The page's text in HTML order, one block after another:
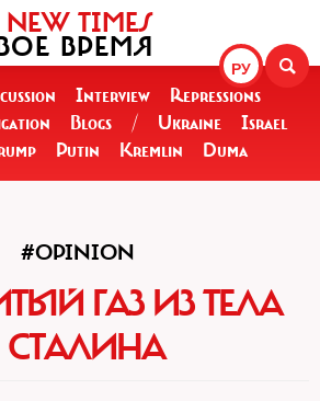
РУ
NEW TIMES
ВРЕМЯ
Interview
Repressions
Blogs / Ukraine
Israel
Putin Kremlin Duma
#OPINION
ГАЗ ИЗ ТЕЛА
СТАЛИНА